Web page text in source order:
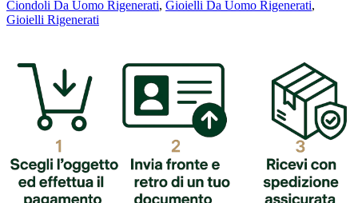
Ciondoli Da Uomo Rigenerati, Gioielli Da Uomo Rigenerati,
Gioielli Rigenerati